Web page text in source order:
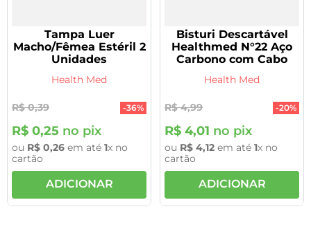
Tampa Luer
Macho/Fêmea Estéril 2
Unidades
Health Med
R$ 0,39 -36%
R$ 0,25 no pix
ou R$ 0,26 em até 1x no
cartão
ADICIONAR
Bisturi Descartável
Healthmed N°22 Aço
Carbono com Cabo
Health Med
R$ 4,99 -20%
R$ 4,01 no pix
ou R$ 4,12 em até 1x no
cartão
ADICIONAR